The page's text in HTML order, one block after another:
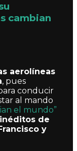
cambian
aerolíneas
, pues
conducir
al mando
el mundo”
de
y